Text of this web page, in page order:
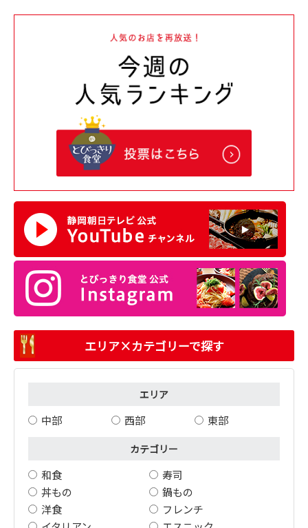
エリア×カテゴリーで探す
エリア
中部 西部 東部
カテゴリー
和食
寿司
丼もの
鍋もの
洋食
フレンチ